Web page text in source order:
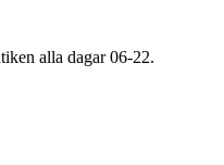
alla dagar 06-22.